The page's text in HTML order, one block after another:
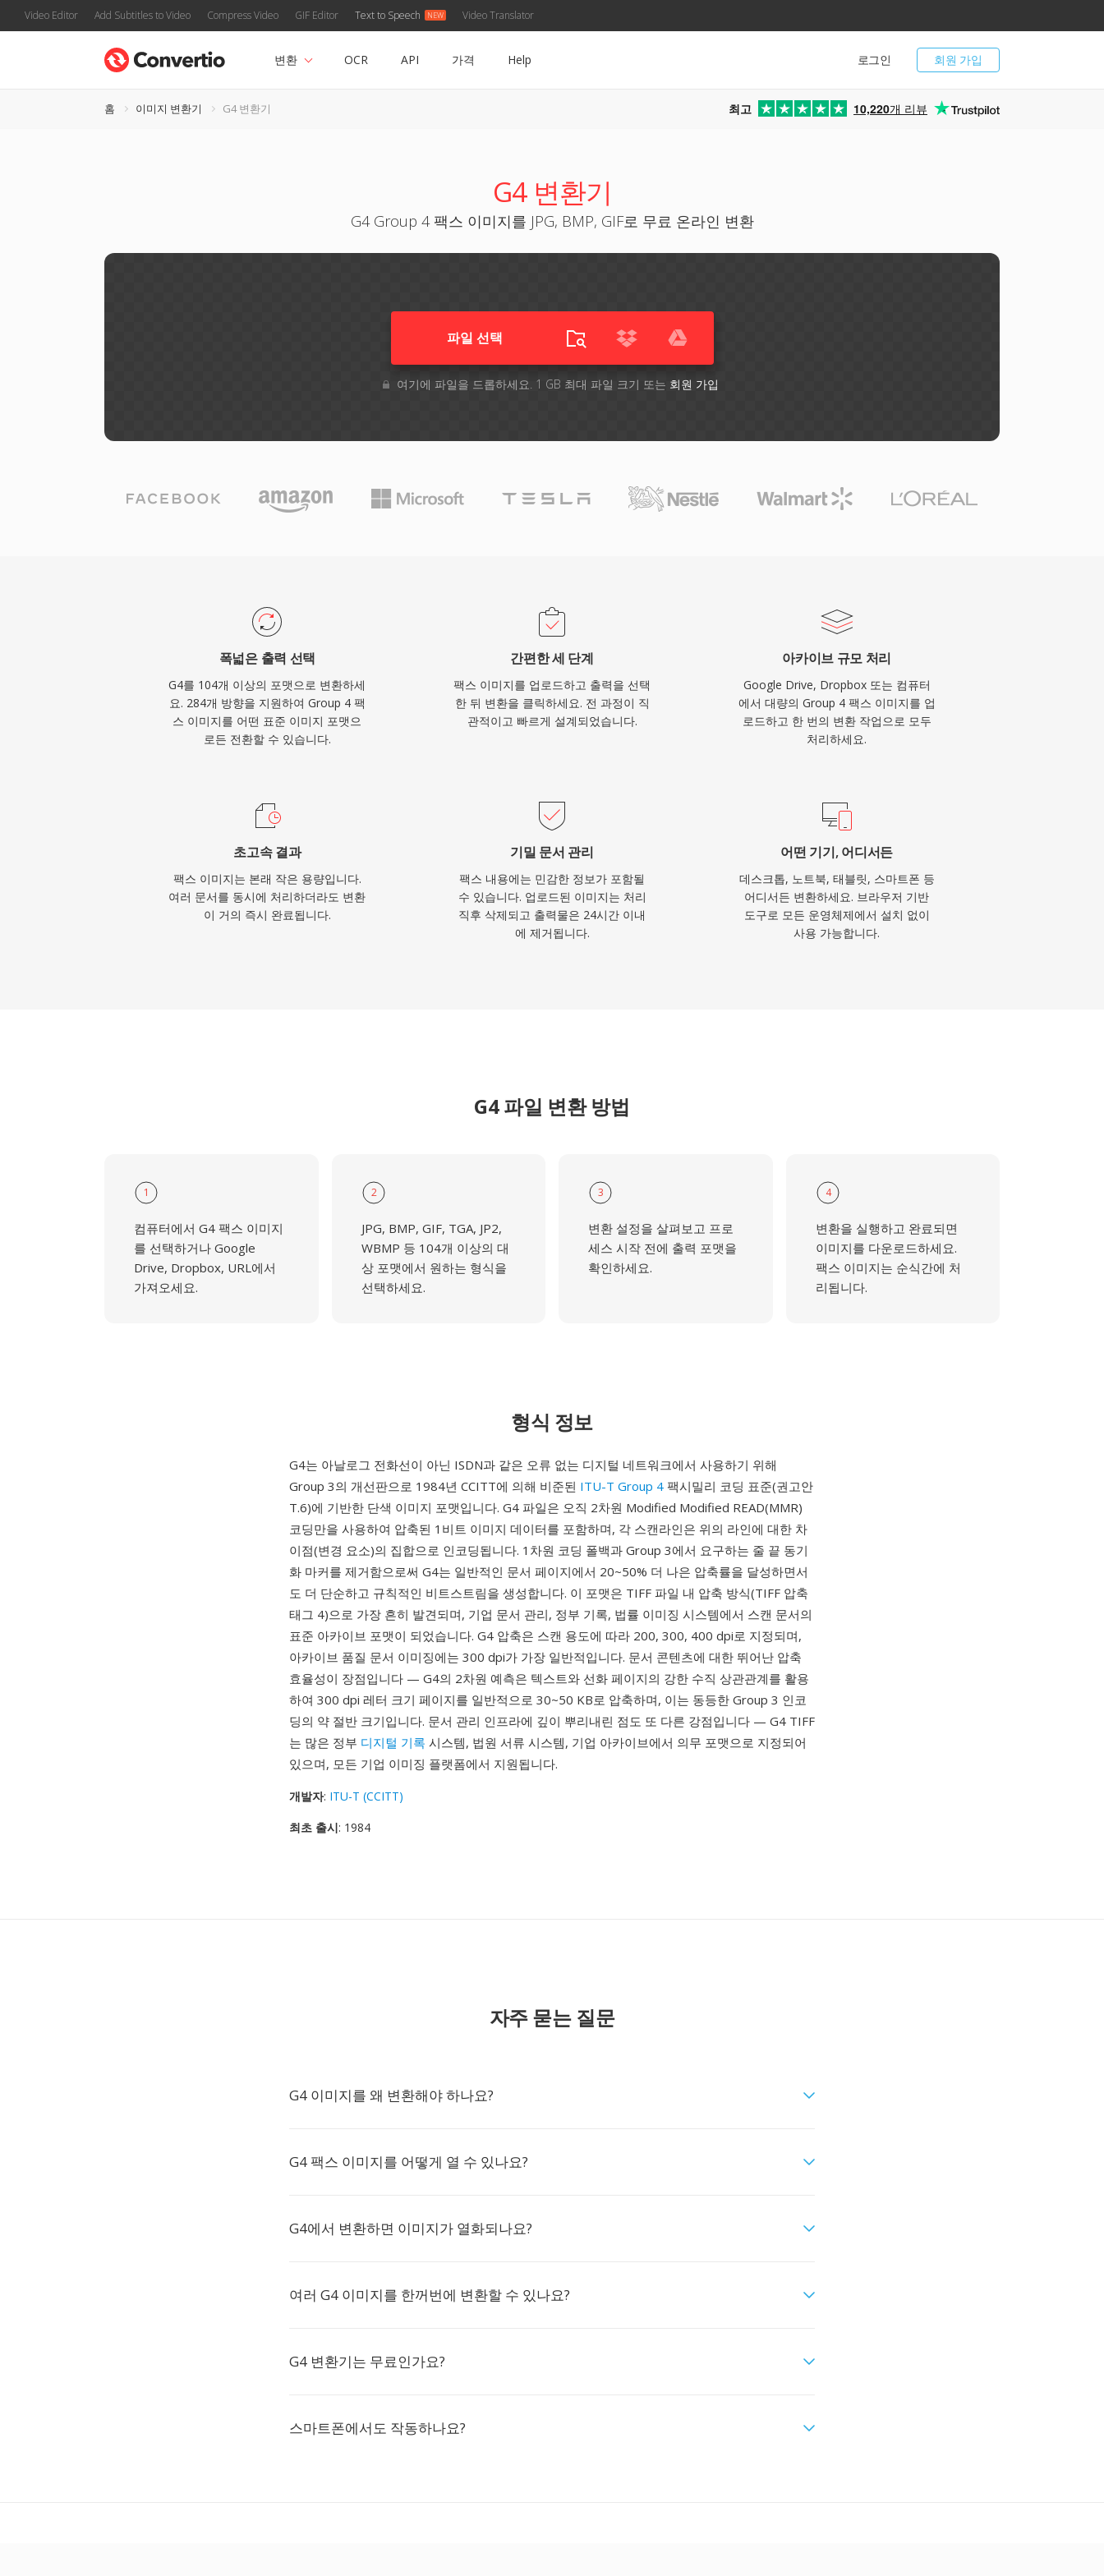
Video Editor Add Subtitles to Video Compress Video GIF Editor Text to Speech Video Translator
회원 가입
로그인
변환 OCR API 가격 Help
홈 이미지 변환기 G4 변환기 최고 10,220개 리뷰
G4 변환기
G4 Group 4 팩스 이미지를 JPG, BMP, GIF로 무료 온라인 변환
파일 선택
여기에 파일을 드롭하세요. 1 GB 최대 파일 크기 또는 회원 가입
폭넓은 출력 선택
G4를 104개 이상의 포맷으로 변환하세
요. 284개 방향을 지원하여 Group 4 팩
스 이미지를 어떤 표준 이미지 포맷으
로든 전환할 수 있습니다.
간편한 세 단계
팩스 이미지를 업로드하고 출력을 선택
한 뒤 변환을 클릭하세요. 전 과정이 직
관적이고 빠르게 설계되었습니다.
아카이브 규모 처리
Google Drive, Dropbox 또는 컴퓨터
에서 대량의 Group 4 팩스 이미지를 업
로드하고 한 번의 변환 작업으로 모두
처리하세요.
초고속 결과
팩스 이미지는 본래 작은 용량입니다.
여러 문서를 동시에 처리하더라도 변환
이 거의 즉시 완료됩니다.
기밀 문서 관리
팩스 내용에는 민감한 정보가 포함될
수 있습니다. 업로드된 이미지는 처리
직후 삭제되고 출력물은 24시간 이내
에 제거됩니다.
어떤 기기, 어디서든
데스크톱, 노트북, 태블릿, 스마트폰 등
어디서든 변환하세요. 브라우저 기반
도구로 모든 운영체제에서 설치 없이
사용 가능합니다.
G4 파일 변환 방법
1
컴퓨터에서 G4 팩스 이미지
를 선택하거나 Google
Drive, Dropbox, URL에서
가져오세요.
2
JPG, BMP, GIF, TGA, JP2,
WBMP 등 104개 이상의 대
상 포맷에서 원하는 형식을
선택하세요.
3
변환 설정을 살펴보고 프로
세스 시작 전에 출력 포맷을
확인하세요.
4
변환을 실행하고 완료되면
이미지를 다운로드하세요.
팩스 이미지는 순식간에 처
리됩니다.
형식 정보
G4는 아날로그 전화선이 아닌 ISDN과 같은 오류 없는 디지털 네트워크에서 사용하기 위해
Group 3의 개선판으로 1984년 CCITT에 의해 비준된 ITU-T Group 4 팩시밀리 코딩 표준(권고안
T.6)에 기반한 단색 이미지 포맷입니다. G4 파일은 오직 2차원 Modified Modified READ(MMR)
코딩만을 사용하여 압축된 1비트 이미지 데이터를 포함하며, 각 스캔라인은 위의 라인에 대한 차
이점(변경 요소)의 집합으로 인코딩됩니다. 1차원 코딩 폴백과 Group 3에서 요구하는 줄 끝 동기
화 마커를 제거함으로써 G4는 일반적인 문서 페이지에서 20~50% 더 나은 압축률을 달성하면서
도 더 단순하고 규칙적인 비트스트림을 생성합니다. 이 포맷은 TIFF 파일 내 압축 방식(TIFF 압축
태그 4)으로 가장 흔히 발견되며, 기업 문서 관리, 정부 기록, 법률 이미징 시스템에서 스캔 문서의
표준 아카이브 포맷이 되었습니다. G4 압축은 스캔 용도에 따라 200, 300, 400 dpi로 지정되며,
아카이브 품질 문서 이미징에는 300 dpi가 가장 일반적입니다. 문서 콘텐츠에 대한 뛰어난 압축
효율성이 장점입니다 — G4의 2차원 예측은 텍스트와 선화 페이지의 강한 수직 상관관계를 활용
하여 300 dpi 레터 크기 페이지를 일반적으로 30~50 KB로 압축하며, 이는 동등한 Group 3 인코
딩의 약 절반 크기입니다. 문서 관리 인프라에 깊이 뿌리내린 점도 또 다른 강점입니다 — G4 TIFF
는 많은 정부 디지털 기록 시스템, 법원 서류 시스템, 기업 아카이브에서 의무 포맷으로 지정되어
있으며, 모든 기업 이미징 플랫폼에서 지원됩니다.
개발자: ITU-T (CCITT)
최초 출시: 1984
자주 묻는 질문
G4 이미지를 왜 변환해야 하나요?
G4 팩스 이미지를 어떻게 열 수 있나요?
G4에서 변환하면 이미지가 열화되나요?
여러 G4 이미지를 한꺼번에 변환할 수 있나요?
G4 변환기는 무료인가요?
스마트폰에서도 작동하나요?